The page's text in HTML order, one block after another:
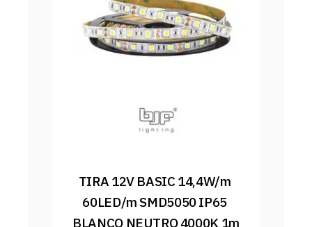
TIRA 12V BASIC 14,4W/m
60LED/m SMD5050 IP65
BLANCO NEUTRO 4000K 1m